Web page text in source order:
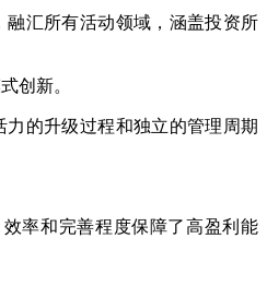
汇所有活动领域，涵盖投资所
创新。
的升级过程和独立的管理周期
率和完善程度保障了高盈利能